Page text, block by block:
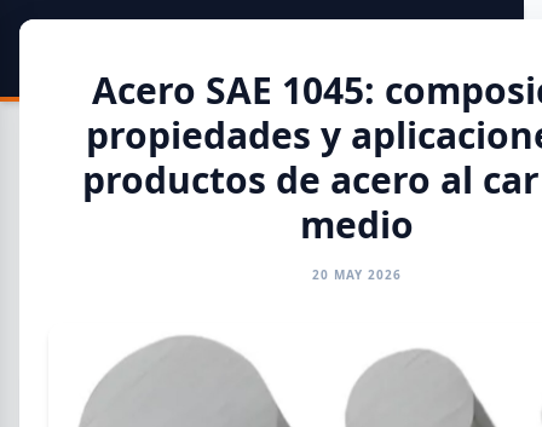
Acero SAE 1045:
propiedades y
productos de acero al
medio
20 MAY 2026